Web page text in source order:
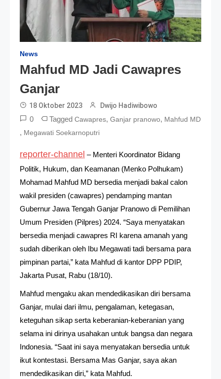
News
Mahfud MD Jadi Cawapres
Ganjar
18 Oktober 2023 Dwijo Hadiwibowo
0 Tagged Cawapres, Ganjar pranowo, Mahfud MD
, Megawati Soekarnoputri
reporter-channel – Menteri Koordinator Bidang
Politik, Hukum, dan Keamanan (Menko Polhukam)
Mohamad Mahfud MD bersedia menjadi bakal calon
wakil presiden (cawapres) pendamping mantan
Gubernur Jawa Tengah Ganjar Pranowo di Pemilihan
Umum Presiden (Pilpres) 2024. “Saya menyatakan
bersedia menjadi cawapres RI karena amanah yang
sudah diberikan oleh Ibu Megawati tadi bersama para
pimpinan partai,” kata Mahfud di kantor DPP PDIP,
Jakarta Pusat, Rabu (18/10).
Mahfud mengaku akan mendedikasikan diri bersama
Ganjar, mulai dari ilmu, pengalaman, ketegasan,
keteguhan sikap serta keberanian-keberanian yang
selama ini dirinya usahakan untuk bangsa dan negara
Indonesia. “Saat ini saya menyatakan bersedia untuk
ikut kontestasi. Bersama Mas Ganjar, saya akan
mendedikasikan diri,” kata Mahfud.